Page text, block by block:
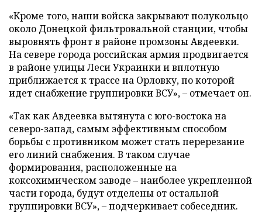
«Кроме того, наши войска закрывают полукольцо
около Донецкой фильтровальной станции, чтобы
выровнять фронт в районе промзоны Авдеевки.
На севере города российская армия продвигается
в районе улицы Леси Украинки и вплотную
приближается к трассе на Орловку, по которой
идет снабжение группировки ВСУ», – отмечает он.
«Так как Авдеевка вытянута с юго-востока на
северо-запад, самым эффективным способом
борьбы с противником может стать перерезание
его линий снабжения. В таком случае
формирования, расположенные на
коксохимическом заводе – наиболее укрепленной
части города, будут отделены от остальной
группировки ВСУ», – подчеркивает собеседник.